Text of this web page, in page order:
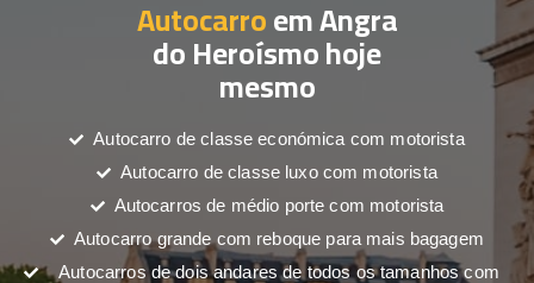
Autocarroem Angra
do Heroísmo hoje
mesmo
Autocarro de classe económica com motorista
Autocarro de classe luxo com motorista
Autocarros de médio porte com motorista
Autocarro grande com reboque para mais bagagem
Autocarros de dois andares de todos os tamanhos com